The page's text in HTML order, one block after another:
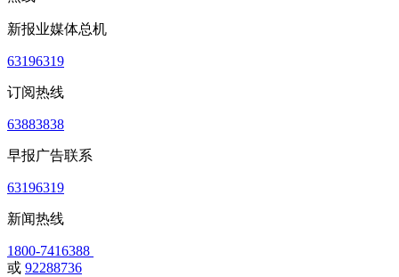
新报业媒体总机
63196319
订阅热线
63883838
早报广告联系
63196319
新闻热线
1800-7416388
或 92288736